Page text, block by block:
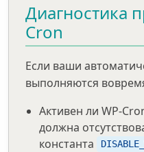
Диагностика
Cron
Если ваши
выполняются
Активен ли WP-
должна
константа